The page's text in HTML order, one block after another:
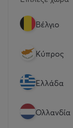
Βέλγιο
Κύπρος
Eλλάδα
Ολλανδία